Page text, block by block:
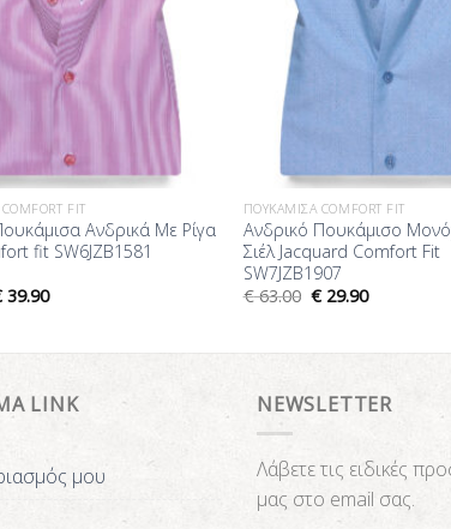
FIT
Ανδρικά Με Ρίγα
fit SW6JZB1581
39.90
ΠΟΥΚΆΜΙΣΑ COMFORT FIT
Ανδρικό Πουκάμισο
Σιέλ Jacquard Comfort Fit
SW7JZB1907
€63.00 €29.90
LINK
μου
NEWSLETTER
Λάβετε τις ειδικές
μας στο email σας.